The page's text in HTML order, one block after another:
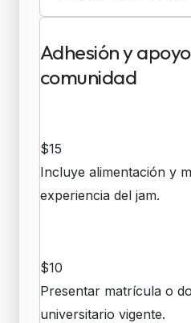
Adhesión y
comunidad
$15
Incluye alimentación y
experiencia del jam.
$10
Presentar matrícula o
universitario vigente.